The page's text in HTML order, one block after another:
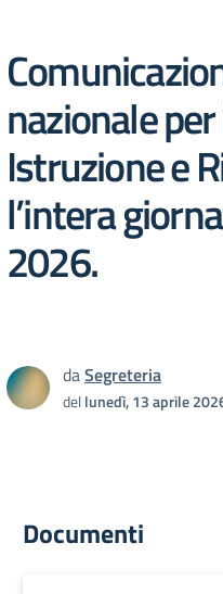
nazionale
Istruzione e
l’intera
2026.
daSegreteria
dellunedì, 13 aprile
Documenti